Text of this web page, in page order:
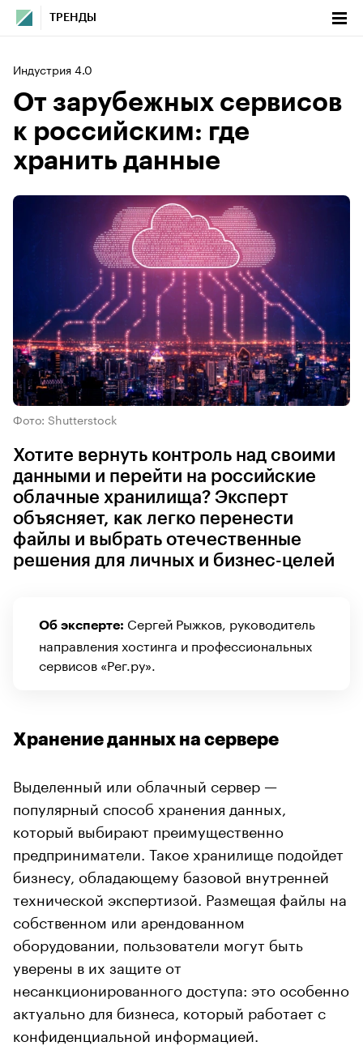
ТРЕНДЫ
Индустрия 4.0
От зарубежных сервисов
к российским: где
хранить данные
Фото: Shutterstock
Хотите вернуть контроль над своими
данными и перейти на российские
облачные хранилища? Эксперт
объясняет, как легко перенести
файлы и выбрать отечественные
решения для личных и бизнес-целей
Об эксперте: Сергей Рыжков, руководитель
направления хостинга и профессиональных
сервисов «Рег.ру».
Хранение данных на сервере
Выделенный или облачный сервер —
популярный способ хранения данных,
который выбирают преимущественно
предприниматели. Такое хранилище подойдет
бизнесу, обладающему базовой внутренней
технической экспертизой. Размещая файлы на
собственном или арендованном
оборудовании, пользователи могут быть
уверены в их защите от
несанкционированного доступа: это особенно
актуально для бизнеса, который работает с
конфиденциальной информацией.